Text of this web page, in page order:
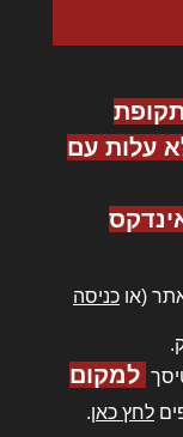
עלות עם
(או כניסה
למקום
לחץ כאן.